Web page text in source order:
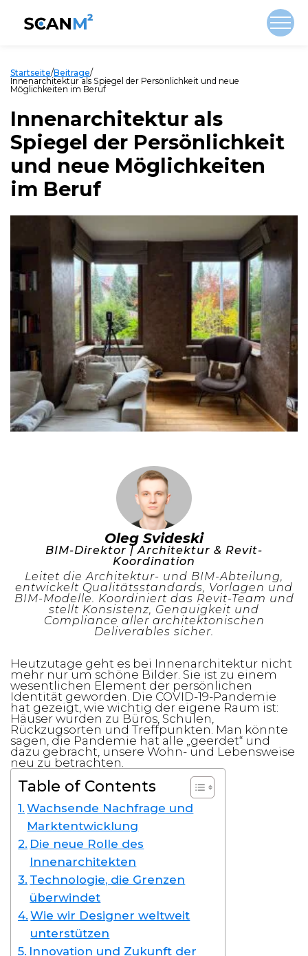
Startseite/Beitrage/
Innenarchitektur als Spiegel der Persönlichkeit und neue
Möglichkeiten im Beruf
Innenarchitektur als
Spiegel der Persönlichkeit
und neue Möglichkeiten
im Beruf
Oleg Svideski
BIM-Direktor | Architektur & Revit-
Koordination
Leitet die Architektur- und BIM-Abteilung,
entwickelt Qualitätsstandards, Vorlagen und
BIM-Modelle. Koordiniert das Revit-Team und
stellt Konsistenz, Genauigkeit und
Compliance aller architektonischen
Deliverables sicher.
Heutzutage geht es bei Innenarchitektur nicht
mehr nur um schöne Bilder. Sie ist zu einem
wesentlichen Element der persönlichen
Identität geworden. Die COVID-19-Pandemie
hat gezeigt, wie wichtig der eigene Raum ist:
Häuser wurden zu Büros, Schulen,
Rückzugsorten und Treffpunkten. Man könnte
sagen, die Pandemie hat alle „geerdet“ und
dazu gebracht, unsere Wohn- und Lebensweise
neu zu betrachten.
Table of Contents
Wachsende Nachfrage und
Marktentwicklung
Die neue Rolle des
Innenarchitekten
Technologie, die Grenzen
überwindet
Wie wir Designer weltweit
unterstützen
Innovation und Zukunft der